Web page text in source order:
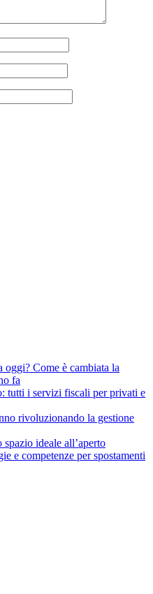
oggi? Come è cambiata la
fa
tutti i servizi fiscali per privati e
rivoluzionando la gestione
ideale all’aperto
e competenze per spostamenti